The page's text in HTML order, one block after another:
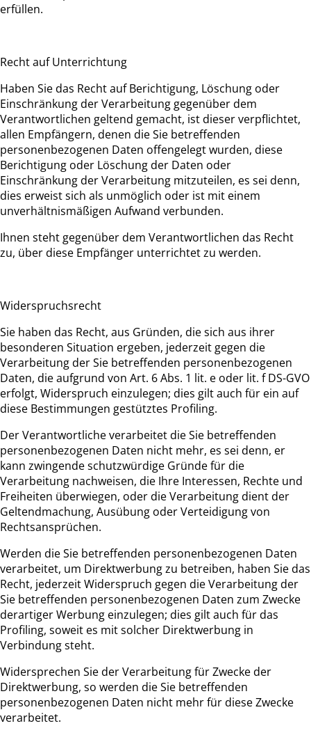
erfüllen.
Recht auf Unterrichtung
Haben Sie das Recht auf Berichtigung, Löschung oder
Einschränkung der Verarbeitung gegenüber dem
Verantwortlichen geltend gemacht, ist dieser verpflichtet,
allen Empfängern, denen die Sie betreffenden
personenbezogenen Daten offengelegt wurden, diese
Berichtigung oder Löschung der Daten oder
Einschränkung der Verarbeitung mitzuteilen, es sei denn,
dies erweist sich als unmöglich oder ist mit einem
unverhältnismäßigen Aufwand verbunden.
Ihnen steht gegenüber dem Verantwortlichen das Recht
zu, über diese Empfänger unterrichtet zu werden.
Widerspruchsrecht
Sie haben das Recht, aus Gründen, die sich aus ihrer
besonderen Situation ergeben, jederzeit gegen die
Verarbeitung der Sie betreffenden personenbezogenen
Daten, die aufgrund von Art. 6 Abs. 1 lit. e oder lit. f DS-GVO
erfolgt, Widerspruch einzulegen; dies gilt auch für ein auf
diese Bestimmungen gestütztes Profiling.
Der Verantwortliche verarbeitet die Sie betreffenden
personenbezogenen Daten nicht mehr, es sei denn, er
kann zwingende schutzwürdige Gründe für die
Verarbeitung nachweisen, die Ihre Interessen, Rechte und
Freiheiten überwiegen, oder die Verarbeitung dient der
Geltendmachung, Ausübung oder Verteidigung von
Rechtsansprüchen.
Werden die Sie betreffenden personenbezogenen Daten
verarbeitet, um Direktwerbung zu betreiben, haben Sie das
Recht, jederzeit Widerspruch gegen die Verarbeitung der
Sie betreffenden personenbezogenen Daten zum Zwecke
derartiger Werbung einzulegen; dies gilt auch für das
Profiling, soweit es mit solcher Direktwerbung in
Verbindung steht.
Widersprechen Sie der Verarbeitung für Zwecke der
Direktwerbung, so werden die Sie betreffenden
personenbezogenen Daten nicht mehr für diese Zwecke
verarbeitet.